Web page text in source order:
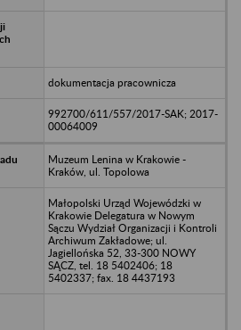
dokumentacja pracownicza
992700/611/557/2017-SAK; 2017-
00064009
Muzeum Lenina w Krakowie -
Kraków, ul. Topolowa
Małopolski Urząd Wojewódzki w
Krakowie Delegatura w Nowym
Sączu Wydział Organizacji i Kontroli
Archiwum Zakładowe; ul.
Jagiellońska 52, 33-300 NOWY
SĄCZ, tel. 18 5402406; 18
5402337; fax. 18 4437193